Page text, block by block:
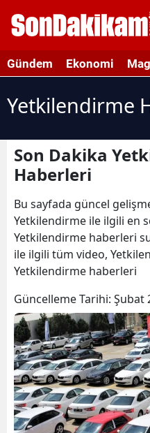
Gündem Ekonomi
Yetkilendirme
Son Dakika
Haberleri
Bu sayfada güncel
Yetkilendirme ile ilgili en
Yetkilendirme haberleri
ile ilgili tüm video,
Yetkilendirme haberleri
Güncelleme Tarihi: Şubat